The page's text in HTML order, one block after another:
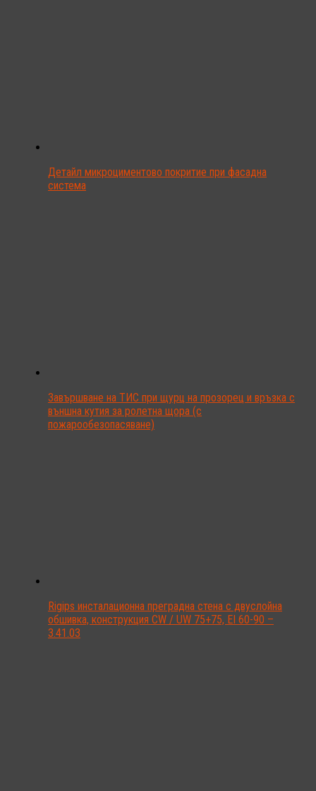
Детайл микроциментово покритие при фасадна
система
Завършване на ТИС при щурц на прозорец и връзка с
външна кутия за ролетна щора (с
пожарообезопасяване)
Rigips инсталационна преградна стена с двуслойна
обшивка, конструкция CW / UW 75+75, EI 60-90 –
3.41.03